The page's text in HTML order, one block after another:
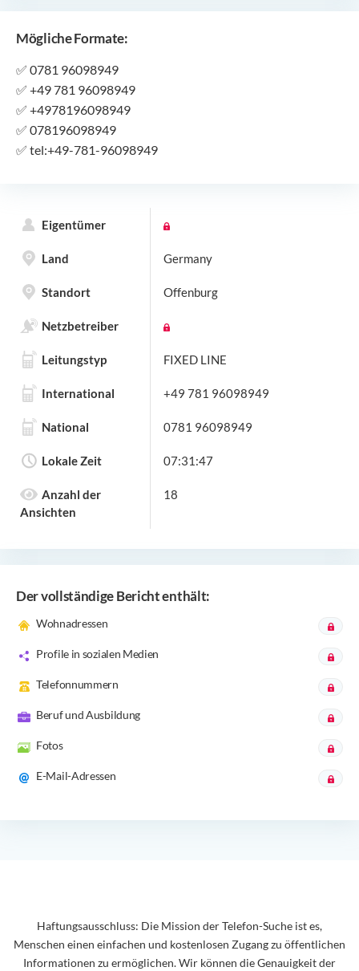
Mögliche Formate:
✅ 0781 96098949
✅ +49 781 96098949
✅ +4978196098949
✅ 078196098949
✅ tel:+49-781-96098949
Eigentümer
Land Germany
Standort Offenburg
Netzbetreiber
Leitungstyp FIXED LINE
International +49 781 96098949
National 0781 96098949
Lokale Zeit 07:31:47
Anzahl der
Ansichten
18
Der vollständige Bericht enthält:
Wohnadressen
Profile in sozialen Medien
Telefonnummern
Beruf und Ausbildung
Fotos
E-Mail-Adressen
Haftungsausschluss: Die Mission der Telefon-Suche ist es,
Menschen einen einfachen und kostenlosen Zugang zu öffentlichen
Informationen zu ermöglichen. Wir können die Genauigkeit der